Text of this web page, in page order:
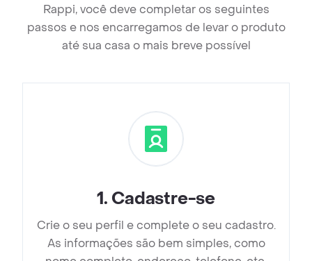
Rappi, você deve completar os seguintes
passos e nos encarregamos de levar o produto
até sua casa o mais breve possível
1. Cadastre-se
Crie o seu perfil e complete o seu cadastro.
As informações são bem simples, como